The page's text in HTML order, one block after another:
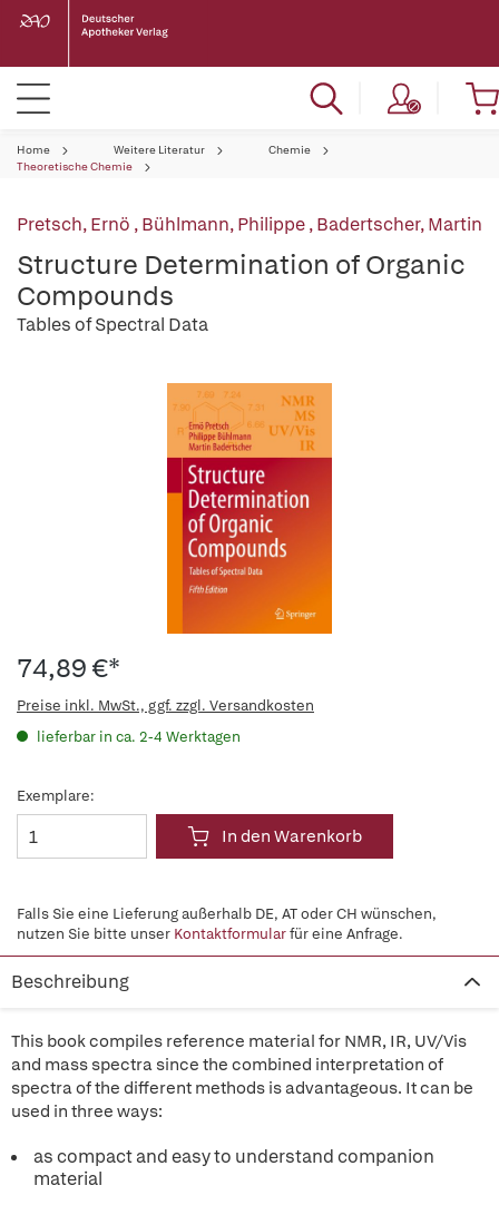
Home Weitere Literatur
Chemie
Theoretische Chemie
Pretsch, Ernö ,Bühlmann, Philippe,Badertscher, Martin
Structure Determination of Organic
Compounds
Tables of Spectral Data
74,89 €*
Preise inkl. MwSt., ggf. zzgl. Versandkosten
lieferbar in ca. 2-4 Werktagen
Exemplare:
In den Warenkorb
Falls Sie eine Lieferung außerhalb DE, AT oder CH wünschen,
nutzen Sie bitte unser Kontaktformularfür eine Anfrage.
Beschreibung
This book compiles reference material for NMR, IR, UV/Vis
and mass spectra since the combined interpretation of
spectra of the different methods is advantageous. It can be
used in three ways:
as compact and easy to understand companion
material